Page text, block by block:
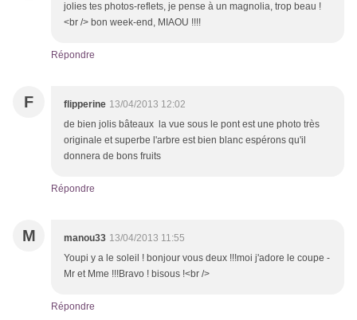
jolies tes photos-reflets, je pense à un magnolia, trop beau !
<br /> bon week-end, MIAOU !!!!
Répondre
F flipperine 13/04/2013 12:02
de bien jolis bâteaux la vue sous le pont est une photo très
originale et superbe l'arbre est bien blanc espérons qu'il
donnera de bons fruits
Répondre
M manou33 13/04/2013 11:55
Youpi y a le soleil ! bonjour vous deux !!!moi j'adore le coupe -
Mr et Mme !!!Bravo ! bisous !<br />
Répondre